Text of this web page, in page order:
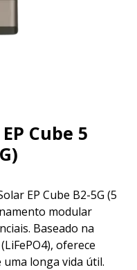
Cube 5
EP Cube B2-5G (5
modular
Baseado na
oferece
uma longa vida útil.